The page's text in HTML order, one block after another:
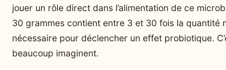
jouer un rôle direct dans l’alimentation de ce
30 grammes contient entre 3 et 30 fois la quantité
nécessaire pour déclencher un effet probiotique.
beaucoup imaginent.